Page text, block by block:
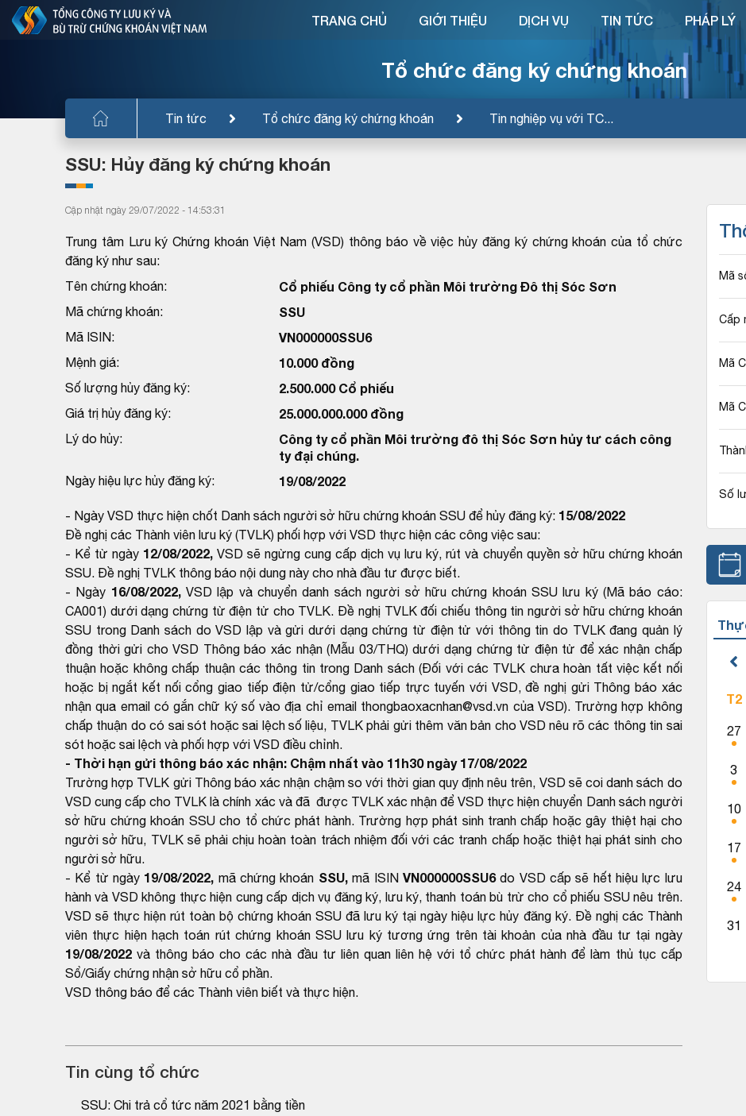
Tổ chức đăng ký chứng khoán
Tin tức Tổ chức đăng ký chứng khoán Tin nghiệp vụ với TC...
TRANG CHỦ GIỚI THIỆU DỊCH VỤ TIN TỨC PHÁP LÝ
SSU: Hủy đăng ký chứng khoán
Cập nhật ngày 29/07/2022 - 14:53:31
Trung tâm Lưu ký Chứng khoán Việt Nam (VSD) thông báo về việc hủy đăng ký chứng khoán của tổ chức
đăng ký như sau:
Tên chứng khoán:
Cổ phiếu Công ty cổ phần Môi trường Đô thị Sóc Sơn
Mã chứng khoán: SSU
Mã ISIN: VN000000SSU6
Mệnh giá: 10.000 đồng
Số lượng hủy đăng ký: 2.500.000 Cổ phiếu
Giá trị hủy đăng ký: 25.000.000.000 đồng
Lý do hủy:
Công ty cổ phần Môi trường đô thị Sóc Sơn hủy tư cách công
ty đại chúng.
Ngày hiệu lực hủy đăng ký: 19/08/2022
- Ngày VSD thực hiện chốt Danh sách người sở hữu chứng khoán SSU để hủy đăng ký: 15/08/2022
Đề nghị các Thành viên lưu ký (TVLK) phối hợp với VSD thực hiện các công việc sau:
- Kể từ ngày 12/08/2022, VSD sẽ ngừng cung cấp dịch vụ lưu ký, rút và chuyển quyền sở hữu chứng khoán
SSU. Đề nghị TVLK thông báo nội dung này cho nhà đầu tư được biết.
- Ngày 16/08/2022,VSD lập và chuyển danh sách người sở hữu chứng khoán SSU lưu ký (Mã báo cáo:
CA001) dưới dạng chứng từ điện tử cho TVLK. Đề nghị TVLK đối chiếu thông tin người sở hữu chứng khoán
SSU trong Danh sách do VSD lập và gửi dưới dạng chứng từ điện tử với thông tin do TVLK đang quản lý
đồng thời gửi cho VSD Thông báo xác nhận (Mẫu 03/THQ) dưới dạng chứng từ điện tử để xác nhận chấp
thuận hoặc không chấp thuận các thông tin trong Danh sách (Đối với các TVLK chưa hoàn tất việc kết nối
hoặc bị ngắt kết nối cổng giao tiếp điện tử/cổng giao tiếp trực tuyến với VSD, đề nghị gửi Thông báo xác
nhận qua email có gắn chữ ký số vào địa chỉ email thongbaoxacnhan@vsd.vn của VSD). Trường hợp không
chấp thuận do có sai sót hoặc sai lệch số liệu, TVLK phải gửi thêm văn bản cho VSD nêu rõ các thông tin sai
sót hoặc sai lệch và phối hợp với VSD điều chỉnh.
- Thời hạn gửi thông báo xác nhận: Chậm nhất vào 11h30 ngày 17/08/2022
Trường hợp TVLK gửi Thông báo xác nhận chậm so với thời gian quy định nêu trên, VSD sẽ coi danh sách do
VSD cung cấp cho TVLK là chính xác và đã được TVLK xác nhận để VSD thực hiện chuyển Danh sách người
sở hữu chứng khoán SSU cho tổ chức phát hành. Trường hợp phát sinh tranh chấp hoặc gây thiệt hại cho
người sở hữu, TVLK sẽ phải chịu hoàn toàn trách nhiệm đối với các tranh chấp hoặc thiệt hại phát sinh cho
người sở hữu.
- Kể từ ngày 19/08/2022, mã chứng khoán SSU,mã ISIN VN000000SSU6do VSD cấp sẽ hết hiệu lực lưu
hành và VSD không thực hiện cung cấp dịch vụ đăng ký, lưu ký, thanh toán bù trừ cho cổ phiếu SSU nêu trên.
VSD sẽ thực hiện rút toàn bộ chứng khoán SSU đã lưu ký tại ngày hiệu lực hủy đăng ký. Đề nghị các Thành
viên thực hiện hạch toán rút chứng khoán SSU lưu ký tương ứng trên tài khoản của nhà đầu tư tại ngày
19/08/2022 và thông báo cho các nhà đầu tư liên quan liên hệ với tổ chức phát hành để làm thủ tục cấp
Sổ/Giấy chứng nhận sở hữu cổ phần.
VSD thông báo để các Thành viên biết và thực hiện.
Tin cùng tổ chức
SSU: Chi trả cổ tức năm 2021 bằng tiền
Mã
Cấp
Mã
Mã
Số
T2
27
3
10
17
24
31